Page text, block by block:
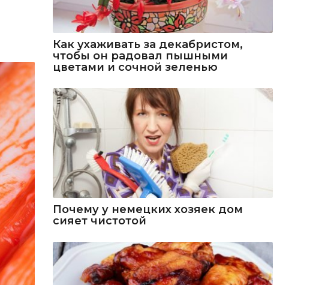
Как ухаживать за декабристом,
чтобы он радовал пышными
цветами и сочной зеленью
Почему у немецких хозяек дом
сияет чистотой